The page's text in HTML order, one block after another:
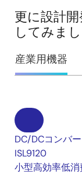
更に設計
してみま
産業用機器
DC/DCコンバ
ISL9120
小型高効率低